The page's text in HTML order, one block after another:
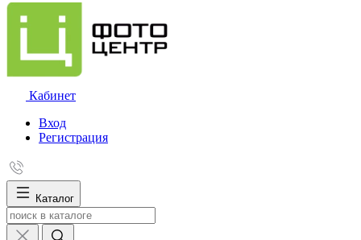
Кабинет
Вход
Регистрация
Каталог